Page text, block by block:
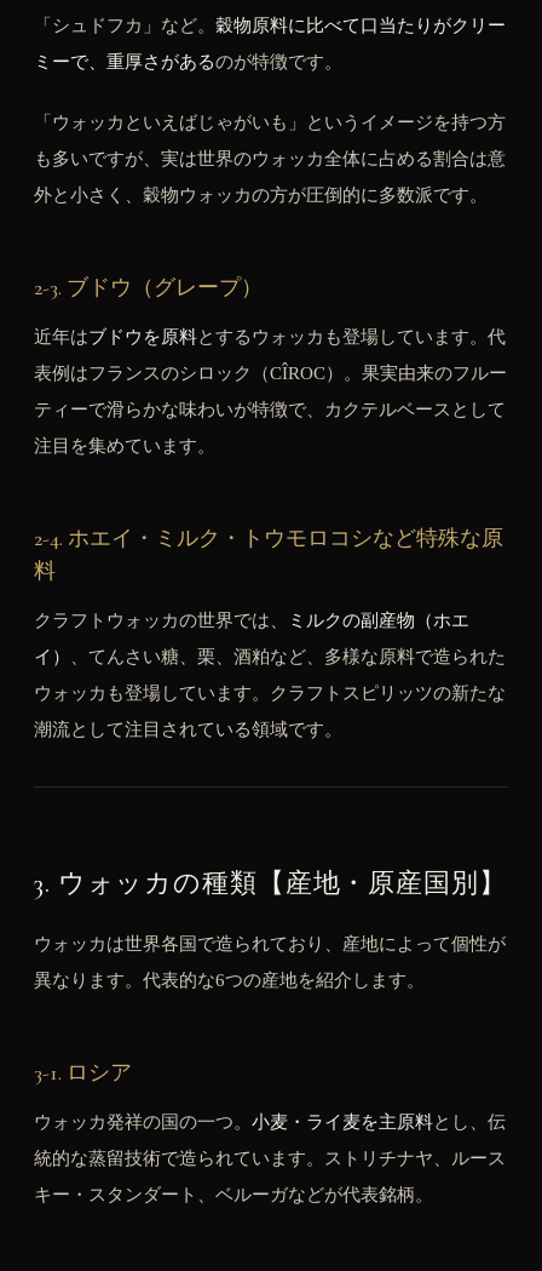
「シュドフカ」など。 穀物原料に比べて口当たりがクリー
ミーで、重厚さがあるのが特徴です。
「ウォッカといえばじゃがいも」というイメージを持つ方
も多いですが、実は世界のウォッカ全体に占める割合は意
外と小さく、穀物ウォッカの方が圧倒的に多数派です。
2-3. ブドウ（グレープ）
近年はブドウを原料とするウォッカも登場しています。代
表例はフランスのシロック（CÎROC）。果実由来のフルー
ティーで滑らかな味わいが特徴で、カクテルベースとして
注目を集めています。
2-4. ホエイ・ミルク・トウモロコシなど特殊な原
料
クラフトウォッカの世界では、
ミルクの副産物（ホエ
イ）
、てんさい糖、栗、酒粕など、多様な原料で造られた
ウォッカも登場しています。クラフトスピリッツの新たな
潮流として注目されている領域です。
3. ウォッカの種類【産地・原産国別】
ウォッカは世界各国で造られており、産地によって個性が
異なります。代表的な6つの産地を紹介します。
3-1. ロシア
ウォッカ発祥の国の一つ。 小麦・ライ麦を主原料とし、伝
統的な蒸留技術で造られています。ストリチナヤ、ルース
キー・スタンダート、ベルーガなどが代表銘柄。